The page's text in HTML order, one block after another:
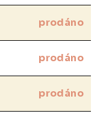
prodáno
prodáno
prodáno